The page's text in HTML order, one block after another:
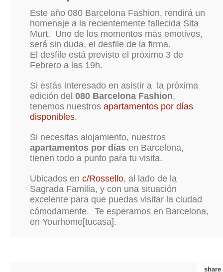
Este año 080 Barcelona Fashion, rendirá un
homenaje a la recientemente fallecida Sita
Murt. Uno de los momentos más emotivos,
será sin duda, el desfile de la firma.
El desfile está previsto el próximo 3 de
Febrero a las 19h.
Si estás interesado en asistir a la próxima
edición del 080 Barcelona Fashion,
tenemos nuestros apartamentos por días
disponibles.
Si necesitas alojamiento, nuestros
apartamentos por días en Barcelona,
tienen todo a punto para tu visita.
Ubicados en c/Rossello, al lado de la
Sagrada Familia, y con una situación
excelente para que puedas visitar la ciudad
cómodamente. Te esperamos en Barcelona,
en Yourhome[tucasa].
share